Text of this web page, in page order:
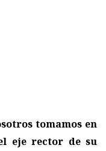
tomamos en
eje rector de su